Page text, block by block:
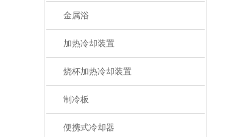
金属浴
加热冷却装置
烧杯加热冷却装置
制冷板
便携式冷却器